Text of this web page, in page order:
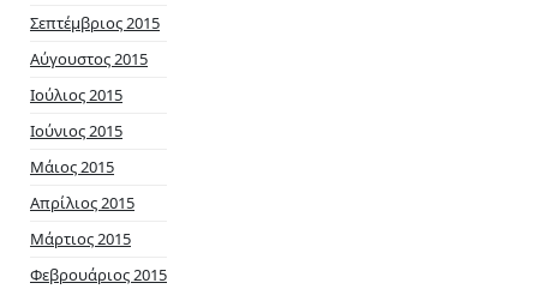
Σεπτέμβριος 2015
Αύγουστος 2015
Ιούλιος 2015
Ιούνιος 2015
Μάιος 2015
Απρίλιος 2015
Μάρτιος 2015
Φεβρουάριος 2015